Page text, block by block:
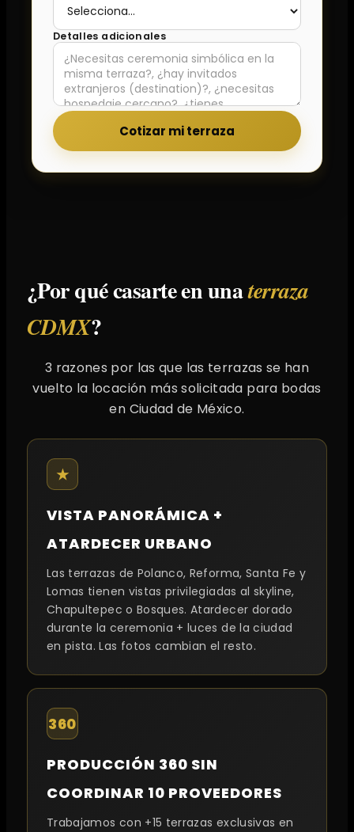
Detalles adicionales
Cotizar mi terraza
¿Por qué casarte en unaterraza
CDMX?
3 razones por las que las terrazas se han
vuelto la locación más solicitada para bodas
en Ciudad de México.
★
VISTA PANORÁMICA +
ATARDECER URBANO
Las terrazas de Polanco, Reforma, Santa Fe y
Lomas tienen vistas privilegiadas al skyline,
Chapultepec o Bosques. Atardecer dorado
durante la ceremonia + luces de la ciudad
en pista. Las fotos cambian el resto.
360
PRODUCCIÓN 360 SIN
COORDINAR 10 PROVEEDORES
Trabajamos con +15 terrazas exclusivas en